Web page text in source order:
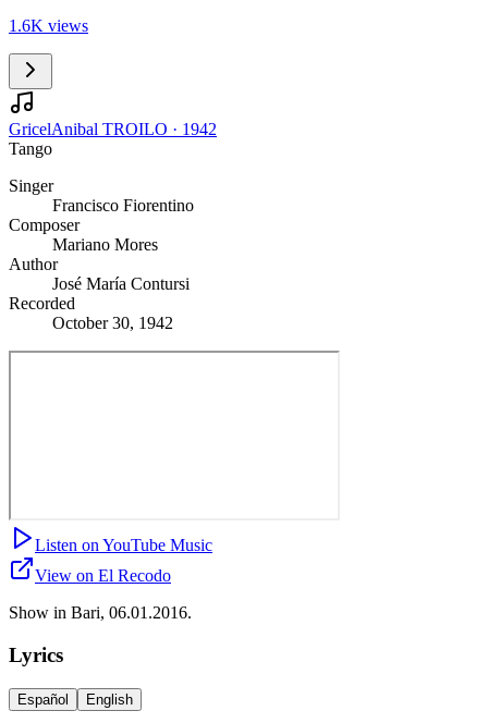
1.6K views
GricelAnibal TROILO · 1942
Tango
Singer
Francisco Fiorentino
Composer
Mariano Mores
Author
José María Contursi
Recorded
October 30, 1942
Listen on YouTube Music
View on El Recodo
Show in Bari, 06.01.2016.
Lyrics
Español English